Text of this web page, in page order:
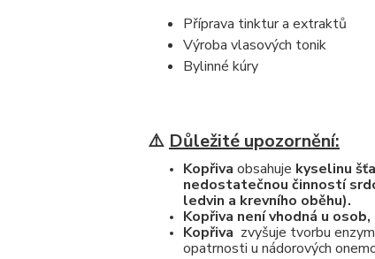
Příprava tinktur a extraktů
Výroba vlasových tonik
Bylinné kúry
⚠️ Důležité upozornění:
Kopřiva obsahuje kyselinu
nedostatečnou činností
ledvin a krevního oběhu).
Kopřiva není vhodná u
Kopřiva zvyšuje tvorbu
opatrnosti u nádorových